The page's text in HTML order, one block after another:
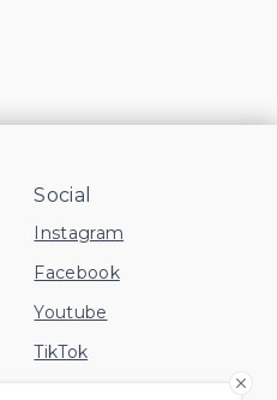
Social
Instagram
Facebook
Youtube
TikTok